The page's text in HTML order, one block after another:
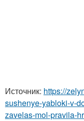
Источник: https://
sushenye-yabloki-v-
zavelas-mol-pravila-